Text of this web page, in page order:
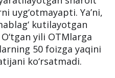
uyg‘otmayapti. Ya’ni,
kutilayotgan
yili OTMlarga
50 foizga yaqini
ko‘rsatmadi.